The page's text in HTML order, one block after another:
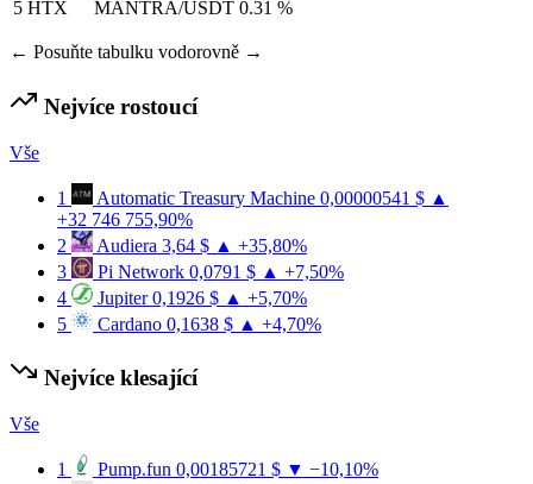
5 HTX MANTRA/USDT 0.31 %
← Posuňte tabulku vodorovně →
Nejvíce rostoucí
Vše
1 Automatic Treasury Machine 0,00000541 $ ▲
+32 746 755,90%
2
Audiera 3,64 $ ▲ +35,80%
3
Pi Network 0,0791 $ ▲ +7,50%
4
Jupiter 0,1926 $ ▲ +5,70%
5
Cardano 0,1638 $ ▲ +4,70%
Nejvíce klesající
Vše
1 Pump.fun 0,00185721 $ ▼ −10,10%